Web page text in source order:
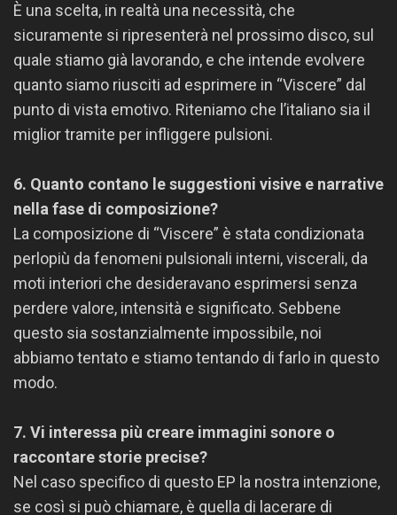
È una scelta, in realtà una necessità, che
sicuramente si ripresenterà nel prossimo disco, sul
quale stiamo già lavorando, e che intende evolvere
quanto siamo riusciti ad esprimere in “Viscere” dal
punto di vista emotivo. Riteniamo che l’italiano sia il
miglior tramite per infliggere pulsioni.
6. Quanto contano le suggestioni visive e narrative
nella fase di composizione?
La composizione di “Viscere” è stata condizionata
perlopiù da fenomeni pulsionali interni, viscerali, da
moti interiori che desideravano esprimersi senza
perdere valore, intensità e significato. Sebbene
questo sia sostanzialmente impossibile, noi
abbiamo tentato e stiamo tentando di farlo in questo
modo.
7. Vi interessa più creare immagini sonore o
raccontare storie precise?
Nel caso specifico di questo EP la nostra intenzione,
se così si può chiamare, è quella di lacerare di